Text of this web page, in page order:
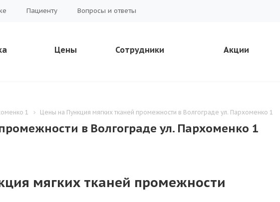
Пациенту Вопросы и ответы
Цены Сотрудники Акции
1 Цены на Пункция мягких тканей промежности в Волгограде ул. Пархоменко 1
в Волгограде ул. Пархоменко 1
мягких тканей промежности